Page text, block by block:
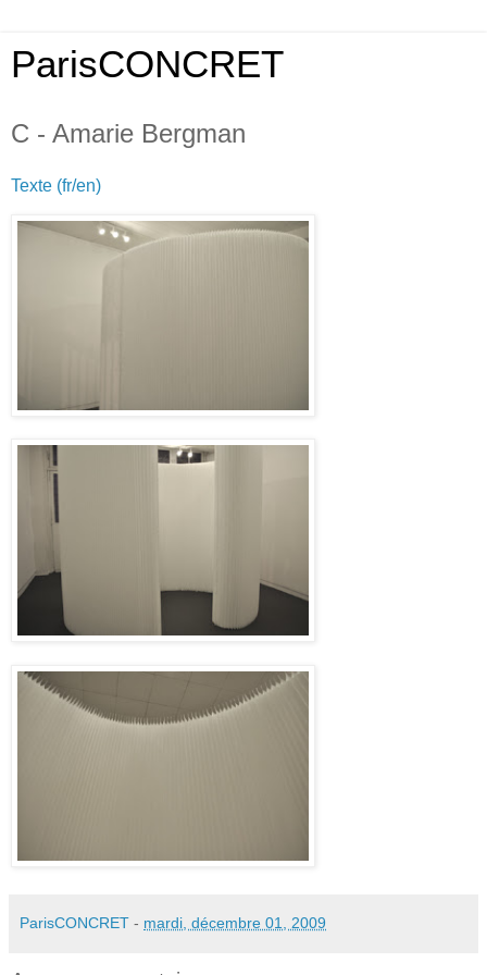
ParisCONCRET
C - Amarie Bergman
Texte (fr/en)
ParisCONCRET - mardi, décembre 01, 2009